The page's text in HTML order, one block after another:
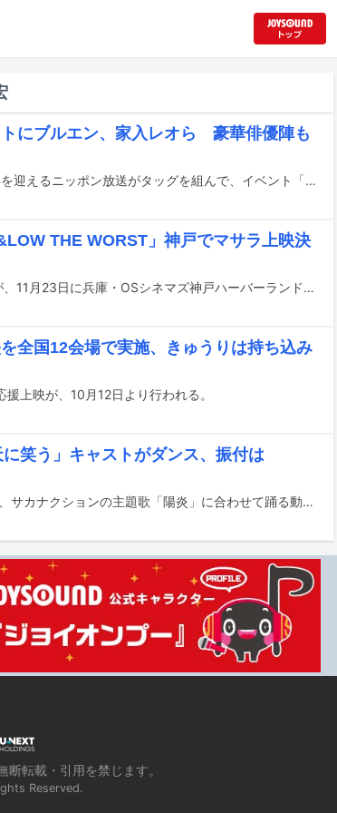
にブルエン、家入レオら 豪華俳優陣も
2024年に創立45周年を迎える研音と、開局70周年を迎えるニッポン放送がタッグを組んで、イベント「KEN RADIOの時間」を3月31日に東京・東京国際フォーラム ホールAにて開催。前日30日には前夜祭イベント「KEN RADIOの時間 Pre Party ～KEN MUSIC～」が行われる。
THE WORST」神戸でマサラ上映決
映画「HiGH&LOW THE WORST」の“マサラ上映”が、11月23日に兵庫・OSシネマズ神戸ハーバーランドにて行われる。
全国12会場で実施、きゅうりは持ち込み
上映が、10月12日より行われる。
笑う」キャストがダンス、振付は
3月21日公開の映画「曇天に笑う」のキャスト陣が、サカナクションの主題歌「陽炎」に合わせて踊る動画「曇天ダンス～D.D～」が公開された。
転載・引用を禁じます。
Reserved.